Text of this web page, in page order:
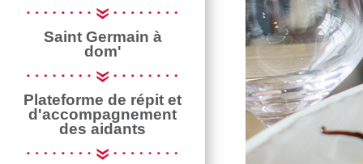
Saint Germain à
dom'
Plateforme de répit et
d'accompagnement
des aidants